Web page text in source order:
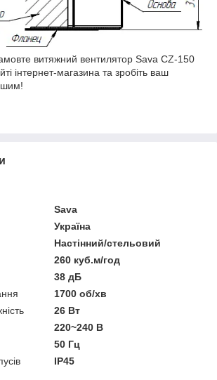
витяжний вентилятор Sava CZ-150
інтернет-магазина та зробіть ваш
Sava
Україна
Настінний/стельовий
260 куб.м/год
38 дБ
1700 об/хв
26 Вт
220~240 В
50 Гц
IP45